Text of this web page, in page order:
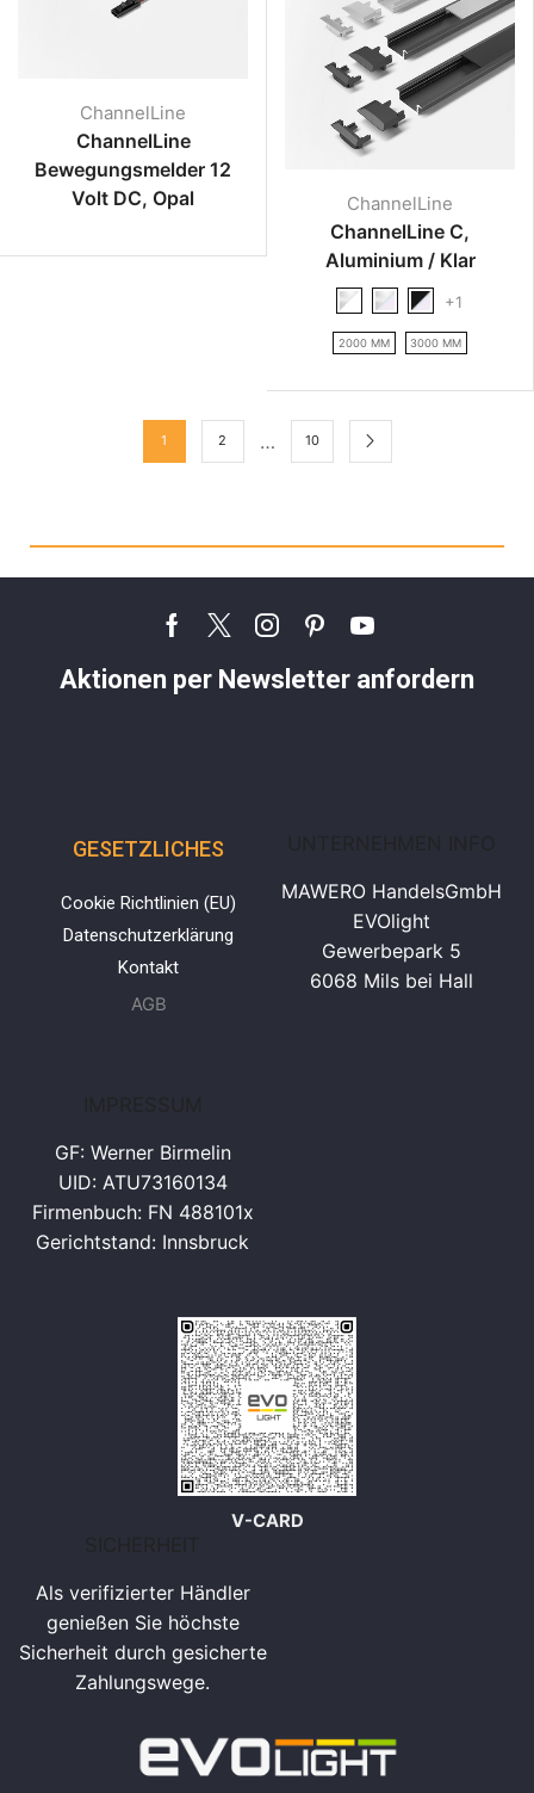
ChannelLine
ChannelLine
Bewegungsmelder 12
Volt DC, Opal
ChannelLine
ChannelLine C,
Aluminium / Klar
+1
2000 MM 3000 MM
1 2 … 10
Aktionen per Newsletter anfordern
GESETZLICHES
Cookie Richtlinien (EU)
Datenschutzerklärung
Kontakt
AGB
MAWERO HandelsGmbH
EVOlight
Gewerbepark 5
6068 Mils bei Hall
GF: Werner Birmelin
UID: ATU73160134
Firmenbuch: FN 488101x
Gerichtstand: Innsbruck
V-CARD
Als verifizierter Händler
genießen Sie höchste
Sicherheit durch gesicherte
Zahlungswege.